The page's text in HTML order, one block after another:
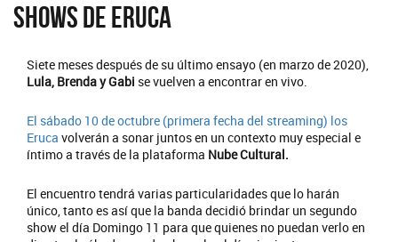
Shows de Eruca
Siete meses después de su último ensayo (en marzo de 2020),
Lula, Brenda y Gabi se vuelven a encontrar en vivo.
El sábado 10 de octubre (primera fecha del streaming) los
Eruca volverán a sonar juntos en un contexto muy especial e
íntimo a través de la plataforma Nube Cultural.
El encuentro tendrá varias particularidades que lo harán
único, tanto es así que la banda decidió brindar un segundo
show el día Domingo 11 para que quienes no puedan verlo en